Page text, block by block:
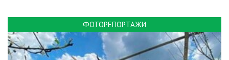
ФОТОРЕПОРТАЖИ